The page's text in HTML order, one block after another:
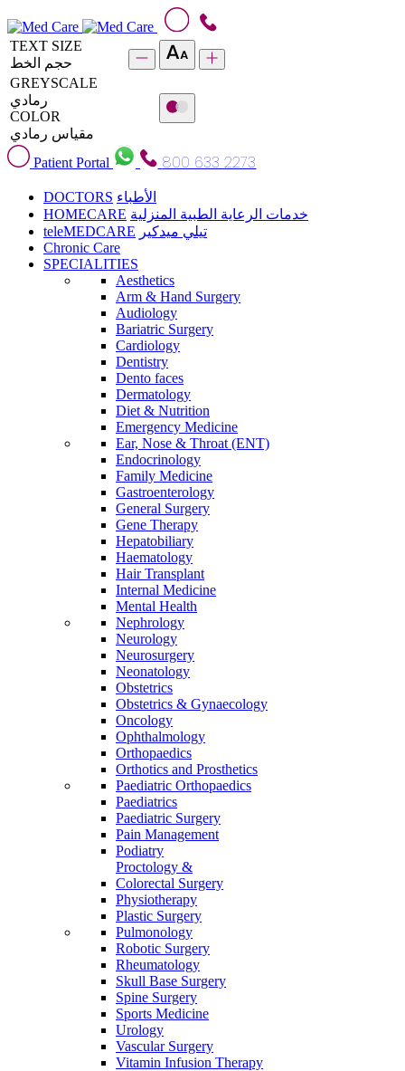
TEXT SIZE
حجم الخط
GREYSCALE
رمادي
COLOR
مقياس رمادي
Patient Portal
800 633 2273
DOCTORS الأطباء
HOMECARE خدمات الرعاية الطبية المنزلية
teleMEDCARE تيلي ميدكير
Chronic Care
SPECIALITIES
Aesthetics
Arm & Hand Surgery
Audiology
Bariatric Surgery
Cardiology
Dentistry
Dento faces
Dermatology
Diet & Nutrition
Emergency Medicine
Ear, Nose & Throat (ENT)
Endocrinology
Family Medicine
Gastroenterology
General Surgery
Gene Therapy
Hepatobiliary
Haematology
Hair Transplant
Internal Medicine
Mental Health
Nephrology
Neurology
Neurosurgery
Neonatology
Obstetrics
Obstetrics & Gynaecology
Oncology
Ophthalmology
Orthopaedics
Orthotics and Prosthetics
Paediatric Orthopaedics
Paediatrics
Paediatric Surgery
Pain Management
Podiatry
Proctology &
Colorectal Surgery
Physiotherapy
Plastic Surgery
Pulmonology
Robotic Surgery
Rheumatology
Skull Base Surgery
Spine Surgery
Sports Medicine
Urology
Vascular Surgery
Vitamin Infusion Therapy